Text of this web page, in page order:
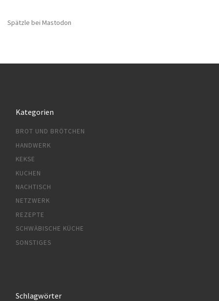
Spätzle bei Mastodon
Kategorien
BROT UND BRÖTCHEN
HANDWERK
KEKSE
KUCHEN
NACHTISCH
NETZWERK
REZEPTE
SCHWÄBISCHE KÜCHE
SONSTIGES
Schlagwörter